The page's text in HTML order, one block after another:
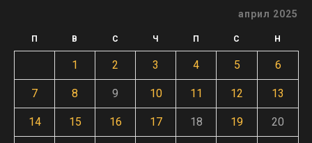
април 2025
П В С Ч П С Н
1 2 3 4 5 6
7 8 9 10 11 12 13
14 15 16 17 18 19 20